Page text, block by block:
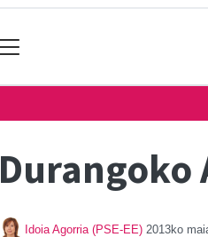
Durangoko
Idoia Agorria (PSE-EE) 2013ko